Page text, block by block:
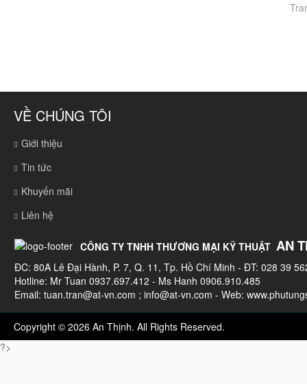
VỀ CHÚNG TÔI
Giới thiệu
Tin tức
Khuyến mãi
Liên hệ
CÔNG TY TNHH THƯƠNG MẠI KỸ THUẬT AN
ĐC: 80A Lê Đại Hành, P. 7, Q. 11, Tp. Hồ Chí Minh - ĐT: 028 39
Hotline: Mr Tuan 0937.697.412 - Ms Hanh 0906.910.485
Email: tuan.tran@at-vn.com ; info@at-vn.com - Web:
Copyright © 2026 An Thịnh. All Rights Reserved.
?>